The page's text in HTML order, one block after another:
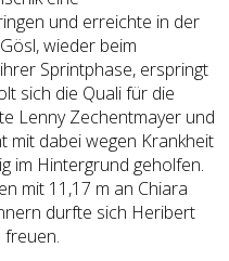
und erreichte in der
wieder beim
Sprintphase, erspringt
sich die Quali für die
Lenny Zechentmayer und
mit dabei wegen Krankheit
im Hintergrund geholfen.
mit 11,17 m an Chiara
durfte sich Heribert
freuen.